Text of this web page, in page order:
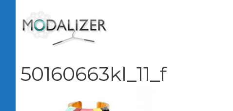
contenuto
50160663kl_11_f